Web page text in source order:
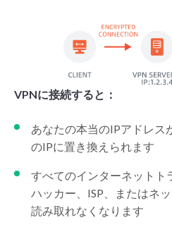
VPNに接続すると：
あなたの本当のIPアドレス
のIPに置き換えられます
すべてのインターネットト
ハッカー、ISP、またはネ
読み取れなくなります